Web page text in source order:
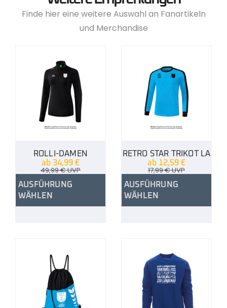
Finde hier eine weitere Auswahl an Fanartikeln
und Merchandise
ROLLI-DAMEN
ab 34,99 €
49,99€UVP
AUSFÜHRUNG
WÄHLEN
RETRO STAR TRIKOT LA
ab 12,59 €
17,99€UVP
AUSFÜHRUNG
WÄHLEN